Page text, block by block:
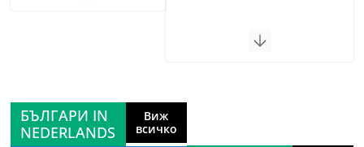
БЪЛГАРИ IN
NEDERLANDS
Виж
всичко